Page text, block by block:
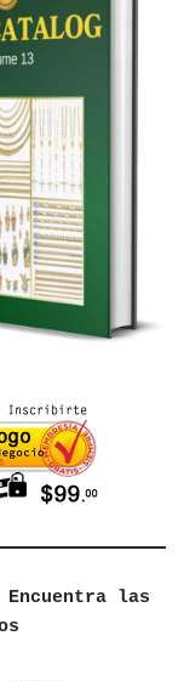
Encuentra las